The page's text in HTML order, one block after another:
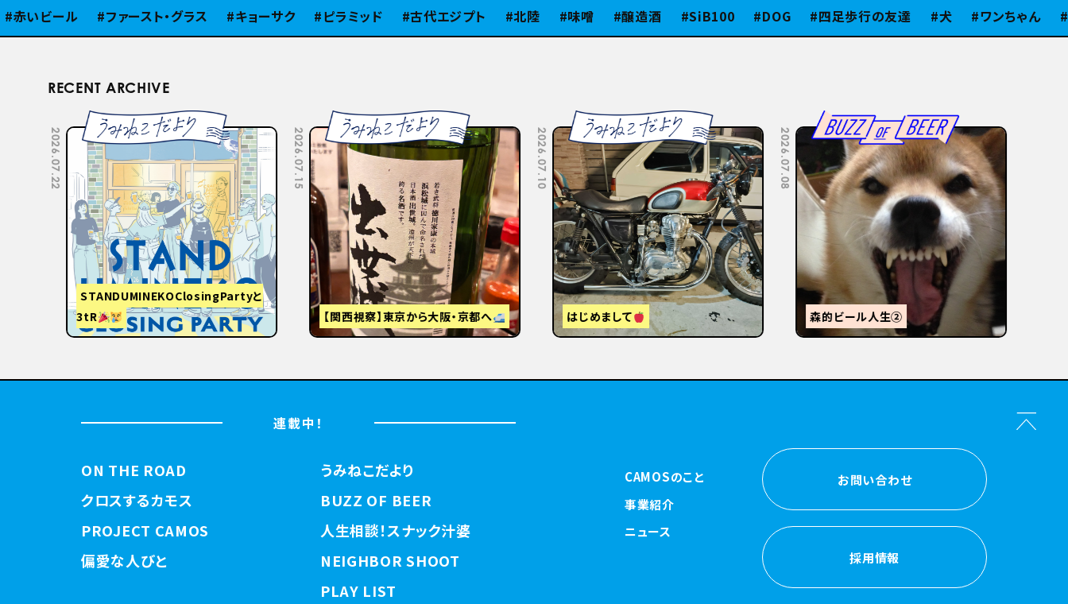
いビール ファースト・グラス キョーサク ピラミッド 古代エジプト 北陸 味噌 醸造酒 SiB100 DOG 四足歩行の友達 犬 ワンちゃん
RECENT ARCHIVE
2026.07.22
STANDUMINEKOClosingPartyと
3tR
2026.07.15
【関西視察】東京から大阪・京都へ
2026.07.10
はじめまして
2026.07.08
森的ビール人生②
連載中！
ON THE ROAD
クロスするカモス
PROJECT CAMOS
偏愛な人びと
うみねこだより
BUZZ OF BEER
人生相談！スナック汁婆
NEIGHBOR SHOOT
PLAY LIST
CAMOSのこと
事業紹介
ニュース
お問い合わせ
採用情報